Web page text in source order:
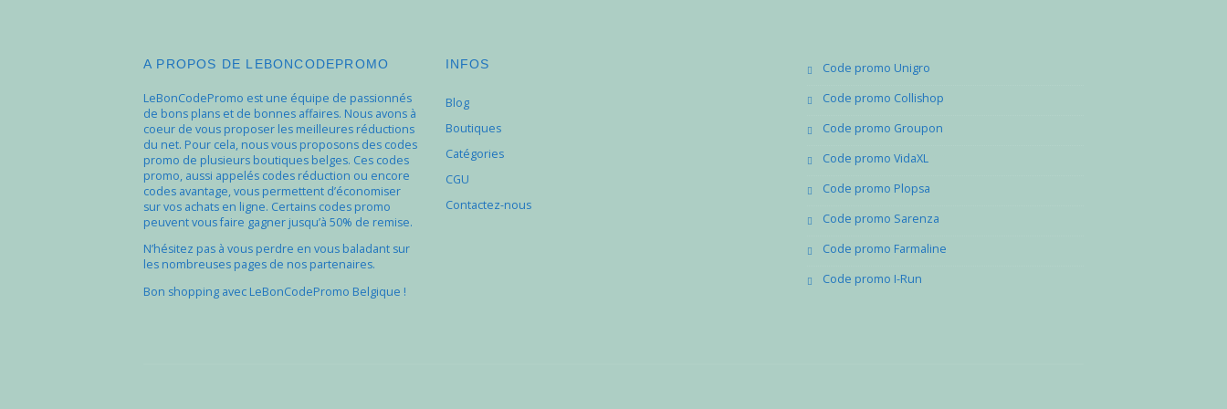
A PROPOS DE LEBONCODEPROMO
LeBonCodePromo est une équipe de passionnés
de bons plans et de bonnes affaires. Nous avons à
coeur de vous proposer les meilleures réductions
du net. Pour cela, nous vous proposons des codes
promo de plusieurs boutiques belges. Ces codes
promo, aussi appelés codes réduction ou encore
codes avantage, vous permettent d’économiser
sur vos achats en ligne. Certains codes promo
peuvent vous faire gagner jusqu’à 50% de remise.
N’hésitez pas à vous perdre en vous baladant sur
les nombreuses pages de nos partenaires.
Bon shopping avec LeBonCodePromo Belgique !
INFOS
Blog
Boutiques
Catégories
CGU
Contactez-nous
Code promo Unigro
Code promo Collishop
Code promo Groupon
Code promo VidaXL
Code promo Plopsa
Code promo Sarenza
Code promo Farmaline
Code promo I-Run